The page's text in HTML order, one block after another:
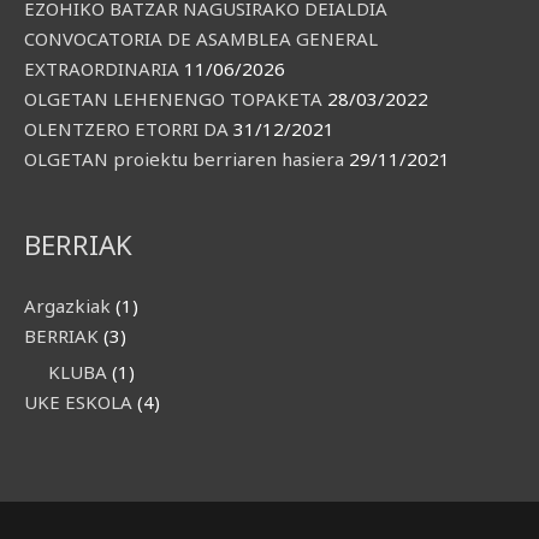
EZOHIKO BATZAR NAGUSIRAKO DEIALDIA
CONVOCATORIA DE ASAMBLEA GENERAL
EXTRAORDINARIA 11/06/2026
OLGETAN LEHENENGO TOPAKETA 28/03/2022
OLENTZERO ETORRI DA 31/12/2021
OLGETAN proiektu berriaren hasiera 29/11/2021
BERRIAK
Argazkiak (1)
BERRIAK (3)
KLUBA (1)
UKE ESKOLA (4)